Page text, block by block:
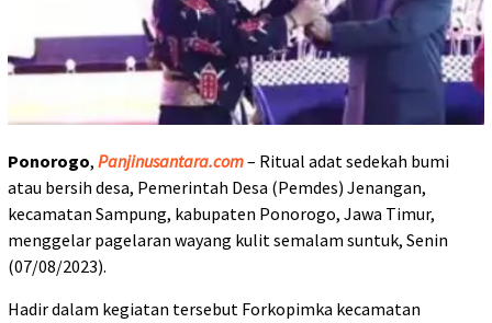
Ponorogo, Panjinusantara.com– Ritual adat sedekah bumi
atau bersih desa, Pemerintah Desa (Pemdes) Jenangan,
kecamatan Sampung, kabupaten Ponorogo, Jawa Timur,
menggelar pagelaran wayang kulit semalam suntuk, Senin
(07/08/2023).
Hadir dalam kegiatan tersebut Forkopimka kecamatan